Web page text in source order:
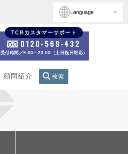
Language
TCBカスタマーサポート
0120-569-432
受付時間／9:00～23:00（土日祝日対応）
顧問紹介 検索